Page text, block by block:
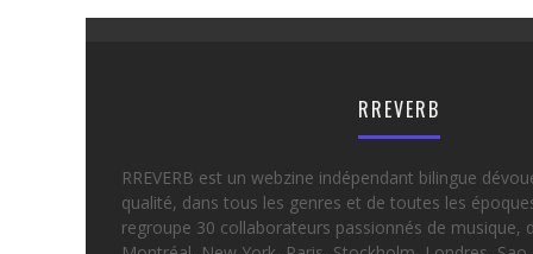
RREVERB
RREVERB est un webzine indépendant bilingue
qualité, dans tous les genres et de toutes les
regroupe 30 collaborateurs passionnés de musique,